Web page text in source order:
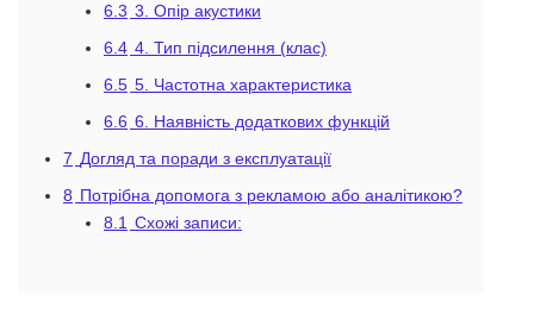
6.3 3. Опір акустики
6.4 4. Тип підсилення (клас)
6.5 5. Частотна характеристика
6.6 6. Наявність додаткових функцій
7 Догляд та поради з експлуатації
8 Потрібна допомога з рекламою або аналітикою?
8.1 Схожі записи: